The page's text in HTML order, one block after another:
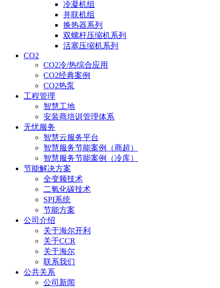
冷凝机组
并联机组
换热器系列
双螺杆压缩机系列
活塞压缩机系列
CO2
CO2冷/热综合应用
CO2经典案例
CO2热泵
工程管理
智慧工地
安装商培训管理体系
无忧服务
智慧云服务平台
智慧服务节能案例（商超）
智慧服务节能案例（冷库）
节能解决方案
全变频技术
二氧化碳技术
SPI系统
节能方案
公司介绍
关于海尔开利
关于CCR
关于海尔
联系我们
公共关系
公司新闻